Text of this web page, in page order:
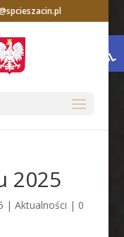
2025
| Aktualności | 0